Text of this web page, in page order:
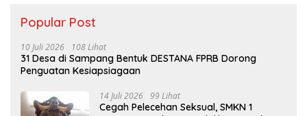
Popular Post
10 Juli 2026 108 Lihat
31 Desa di Sampang Bentuk DESTANA FPRB Dorong
Penguatan Kesiapsiagaan
14 Juli 2026 99 Lihat
Cegah Pelecehan Seksual, SMKN 1